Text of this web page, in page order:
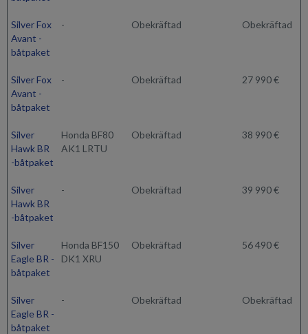
Silver Fox
Avant -
båtpaket
- Obekräftad Obekräftad
Silver Fox
Avant -
båtpaket
- Obekräftad 27 990 €
Silver
Hawk BR
-båtpaket
Honda BF80
AK1 LRTU
Obekräftad 38 990 €
Silver
Hawk BR
-båtpaket
- Obekräftad 39 990 €
Silver
Eagle BR -
båtpaket
Honda BF150
DK1 XRU
Obekräftad 56 490 €
Silver
Eagle BR -
båtpaket
- Obekräftad Obekräftad